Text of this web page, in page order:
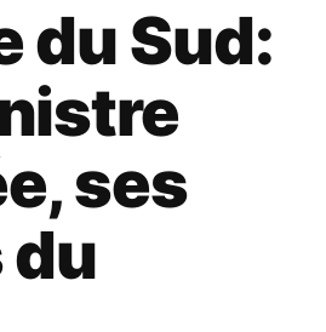
du Sud:
ses
du